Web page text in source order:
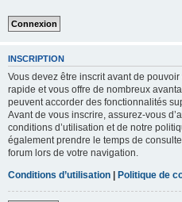
INSCRIPTION
Vous devez être inscrit avant de
rapide et vous offre de nombreux
peuvent accorder des fonctionnalités
Avant de vous inscrire, assurez-vous
conditions d’utilisation et de notre
également prendre le temps de
forum lors de votre navigation.
Conditions d’utilisation
Politique de